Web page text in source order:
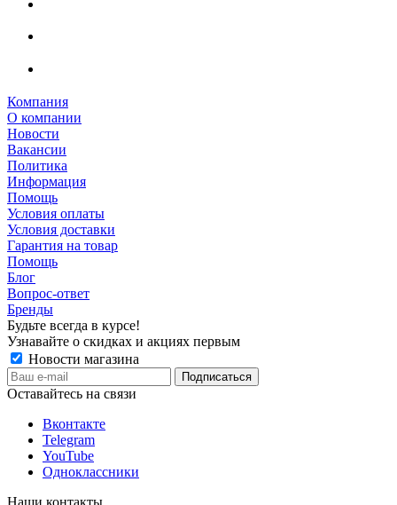
Компания
О компании
Новости
Вакансии
Политика
Информация
Помощь
Условия оплаты
Условия доставки
Гарантия на товар
Помощь
Блог
Вопрос-ответ
Бренды
Будьте всегда в курсе!
Узнавайте о скидках и акциях первым
Новости магазина
Оставайтесь на связи
Вконтакте
Telegram
YouTube
Одноклассники
Наши контакты